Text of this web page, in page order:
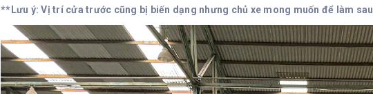
**Lưu ý: Vị trí cửa trước cũng bị biến dạng nhưng chủ xe mong muốn để làm sau